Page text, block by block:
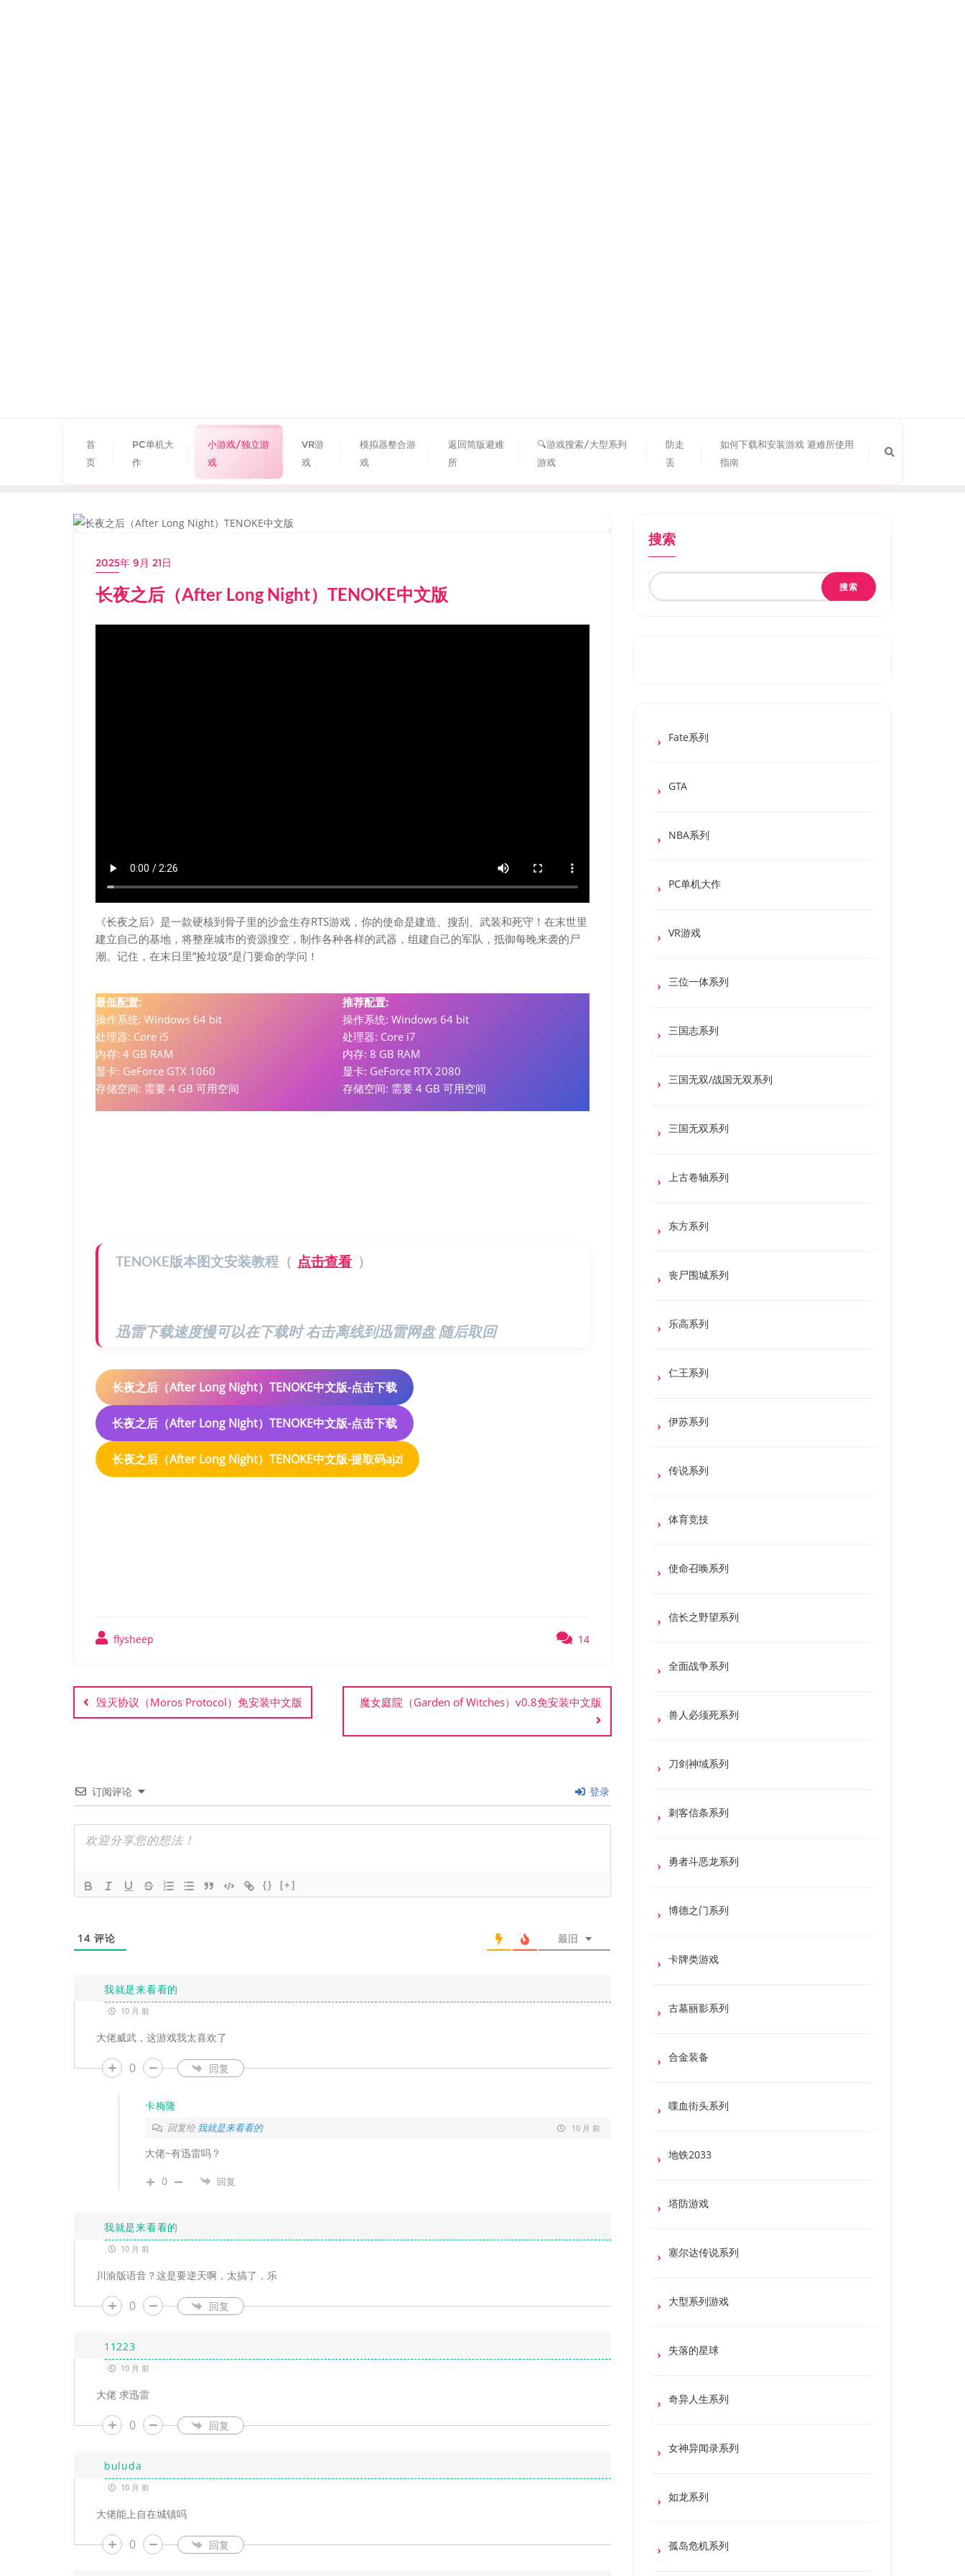
首
页
PC单机大
作
小游戏/独立游
戏
VR游
戏
模拟器整合游
戏
返回简版避难
所
🔍游戏搜索/大型系列
游戏
防走
丢
如何下载和安装游戏 避难所使用
指南
2025年 9月 21日
长夜之后（After Long Night）TENOKE中文版
《长夜之后》是一款硬核到骨子里的沙盒生存RTS游戏，你的使命是建造、搜刮、武装和死守！在末世里
建立自己的基地，将整座城市的资源搜空，制作各种各样的武器，组建自己的军队，抵御每晚来袭的尸
潮。记住，在末日里”捡垃圾“是门要命的学问！
最低配置:
操作系统: Windows 64 bit
处理器: Core i5
内存: 4 GB RAM
显卡: GeForce GTX 1060
存储空间: 需要 4 GB 可用空间
推荐配置:
操作系统: Windows 64 bit
处理器: Core i7
内存: 8 GB RAM
显卡: GeForce RTX 2080
存储空间: 需要 4 GB 可用空间
TENOKE版本图文安装教程（ 点击查看 ）
迅雷下载速度慢可以在下载时 右击离线到迅雷网盘 随后取回
长夜之后（After Long Night）TENOKE中文版-点击下载
长夜之后（After Long Night）TENOKE中文版-点击下载
长夜之后（After Long Night）TENOKE中文版-提取码ajzi
flysheep 14
文
章毁灭协议（Moros Protocol）免安装中文版 魔女庭院（Garden of Witches）v0.8免安装中文版
订阅评论 登录
{} [+]
14 评论 最旧
我就是来看看的
10 月 前
大佬威武，这游戏我太喜欢了
0 回复
卡梅隆
回复给我就是来看看的 10 月 前
大佬~有迅雷吗？
0 回复
我就是来看看的
10 月 前
川渝版语音？这是要逆天啊，太搞了，乐
0 回复
11223
10 月 前
大佬 求迅雷
0 回复
buluda
10 月 前
大佬能上自在城镇吗
0 回复
搜索
搜索
Fate系列
GTA
NBA系列
PC单机大作
VR游戏
三位一体系列
三国志系列
三国无双/战国无双系列
三国无双系列
上古卷轴系列
东方系列
丧尸围城系列
乐高系列
仁王系列
伊苏系列
传说系列
体育竞技
使命召唤系列
信长之野望系列
全面战争系列
兽人必须死系列
刀剑神域系列
刺客信条系列
勇者斗恶龙系列
博德之门系列
卡牌类游戏
古墓丽影系列
合金装备
喋血街头系列
地铁2033
塔防游戏
塞尔达传说系列
大型系列游戏
失落的星球
奇异人生系列
女神异闻录系列
如龙系列
孤岛危机系列